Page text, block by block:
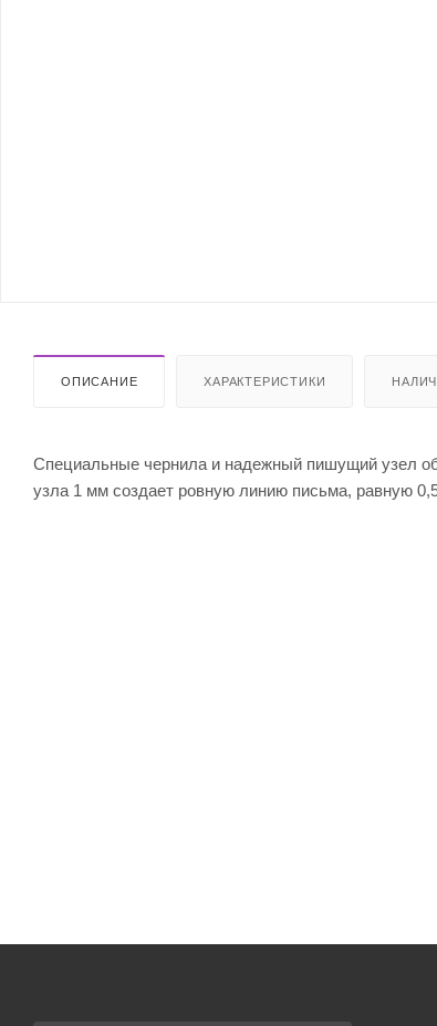
ОПИСАНИЕ ХАРАКТЕРИСТИКИ
Специальные чернила и надежный пишущий узел
узла 1 мм создает ровную линию письма, равную